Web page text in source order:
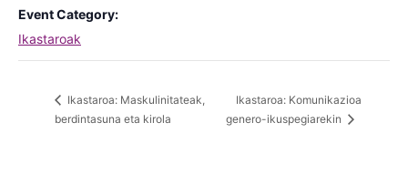
Event Category:
Ikastaroak
Ikastaroa: Maskulinitateak,
berdintasuna eta kirola
Ikastaroa: Komunikazioa
genero-ikuspegiarekin